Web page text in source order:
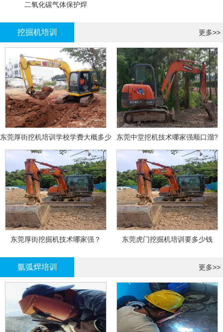
二氧化碳气体保护焊
挖掘机培训 更多>>
东莞厚街挖机培训学校学费大概多少 东莞中堂挖机技术哪家强顺口溜?
东莞厚街挖掘机技术哪家强？ 东莞虎门挖掘机培训要多少钱
氩弧焊培训 更多>>